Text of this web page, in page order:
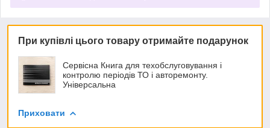
При купівлі цього товару отримайте подарунок
Сервісна Книга для техобслуговування і
контролю періодів ТО і авторемонту.
Універсальна
Приховати